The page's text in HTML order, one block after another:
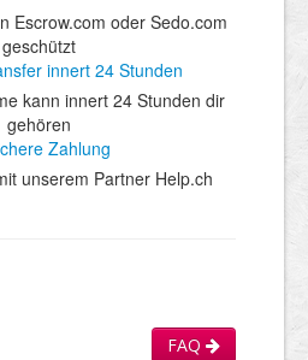
Escrow.com oder Sedo.com
geschützt
kann innert 24 Stunden dir
gehören
unserem Partner Help.ch
FAQ